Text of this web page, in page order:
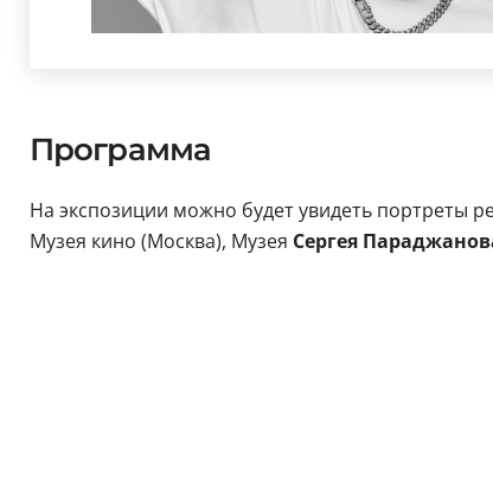
Программа
На экспозиции можно будет увидеть портреты
Музея кино (Москва), Музея Сергея